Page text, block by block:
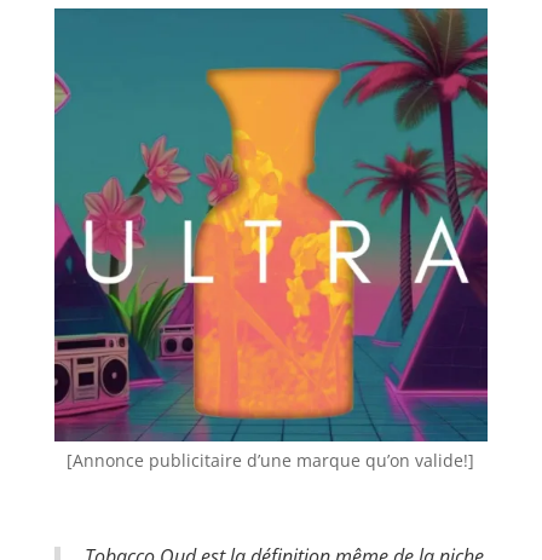
[Annonce publicitaire d’une marque qu’on valide!]